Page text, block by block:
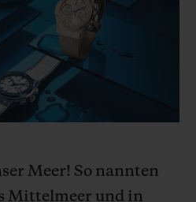
Meer! So nannten
Mittelmeer und in
BIG BANG
PEACH CERAMIC